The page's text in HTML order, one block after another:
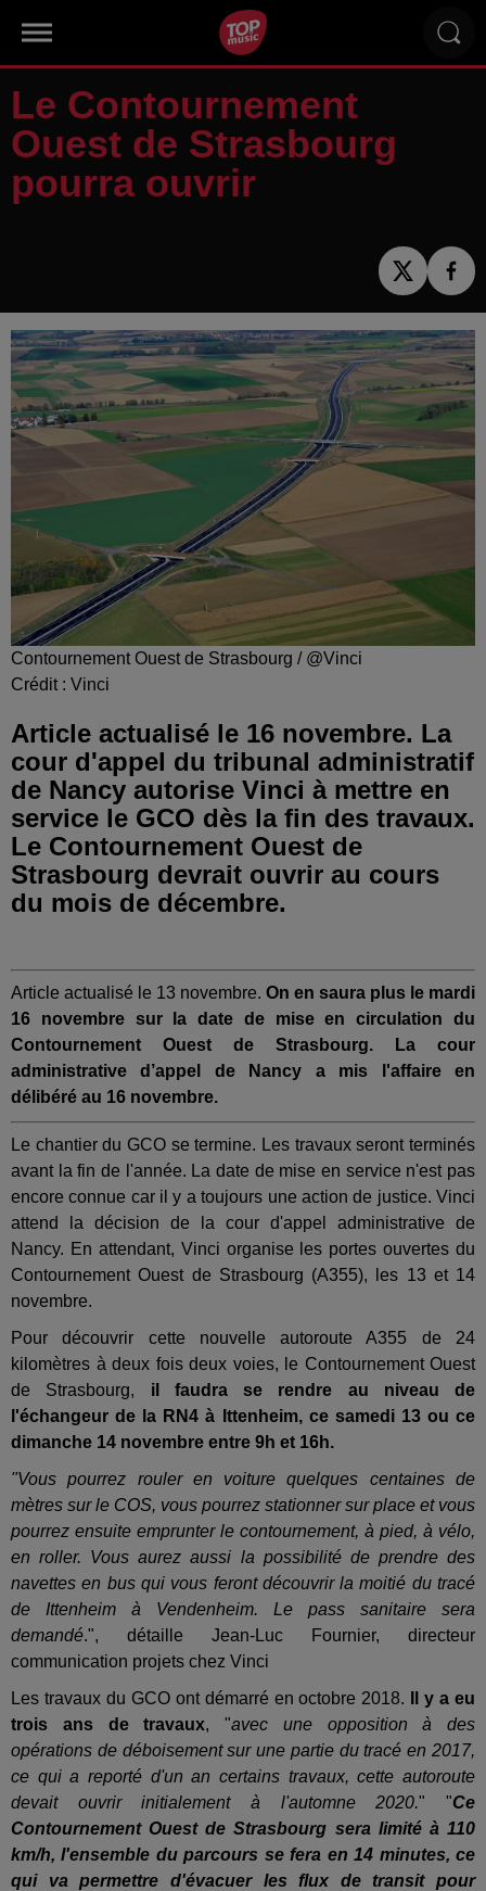
Le Contournement
Ouest de Strasbourg
pourra ouvrir
Contournement Ouest de Strasbourg / @Vinci
Crédit : Vinci
Article actualisé le 16 novembre. La
cour d'appel du tribunal administratif
de Nancy autorise Vinci à mettre en
service le GCO dès la fin des travaux.
Le Contournement Ouest de
Strasbourg devrait ouvrir au cours
du mois de décembre.
Article actualisé le 13 novembre. On en saura plus le mardi
16 novembre sur la date de mise en circulation du
Contournement Ouest de Strasbourg. La cour
administrative d’appel de Nancy a mis l'affaire en
délibéré au 16 novembre.
Le chantier du GCO se termine. Les travaux seront terminés
avant la fin de l'année. La date de mise en service n'est pas
encore connue car il y a toujours une action de justice. Vinci
attend la décision de la cour d'appel administrative de
Nancy. En attendant, Vinci organise les portes ouvertes du
Contournement Ouest de Strasbourg (A355), les 13 et 14
novembre.
Pour découvrir cette nouvelle autoroute A355 de 24
kilomètres à deux fois deux voies, le Contournement Ouest
de Strasbourg, il faudra se rendre au niveau de
l'échangeur de la RN4 à Ittenheim, ce samedi 13 ou ce
dimanche 14 novembre entre 9h et 16h.
"Vous pourrez rouler en voiture quelques centaines de
mètres sur le COS, vous pourrez stationner sur place et vous
pourrez ensuite emprunter le contournement, à pied, à vélo,
en roller. Vous aurez aussi la possibilité de prendre des
navettes en bus qui vous feront découvrir la moitié du tracé
de Ittenheim à Vendenheim. Le pass sanitaire sera
demandé.", détaille Jean-Luc Fournier, directeur
communication projets chez Vinci
Les travaux du GCO ont démarré en octobre 2018.
Il y a eu
trois ans de travaux, "avec une opposition à des
opérations de déboisement sur une partie du tracé en 2017,
ce qui a reporté d'un an certains travaux, cette autoroute
devait ouvrir initialement à l'automne 2020." "Ce
Contournement Ouest de Strasbourg sera limité à 110
km/h, l'ensemble du parcours se fera en 14 minutes, ce
qui va permettre d'évacuer les flux de transit pour